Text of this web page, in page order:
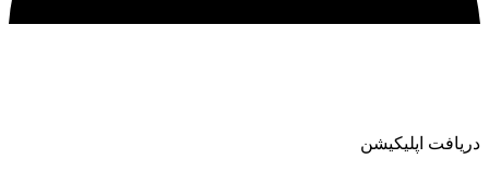
دریافت اپلیکیشن